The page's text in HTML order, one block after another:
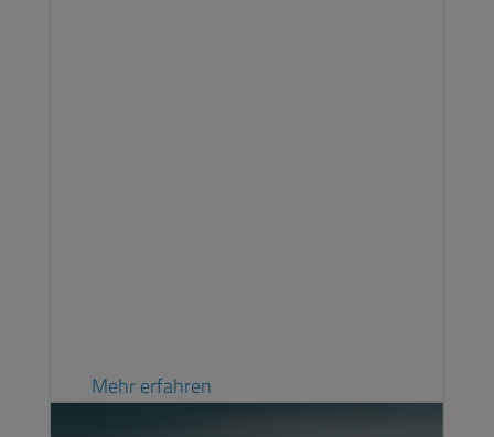
Mehr erfahren